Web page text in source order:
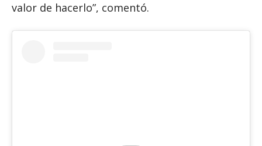
valor de hacerlo”, comentó.